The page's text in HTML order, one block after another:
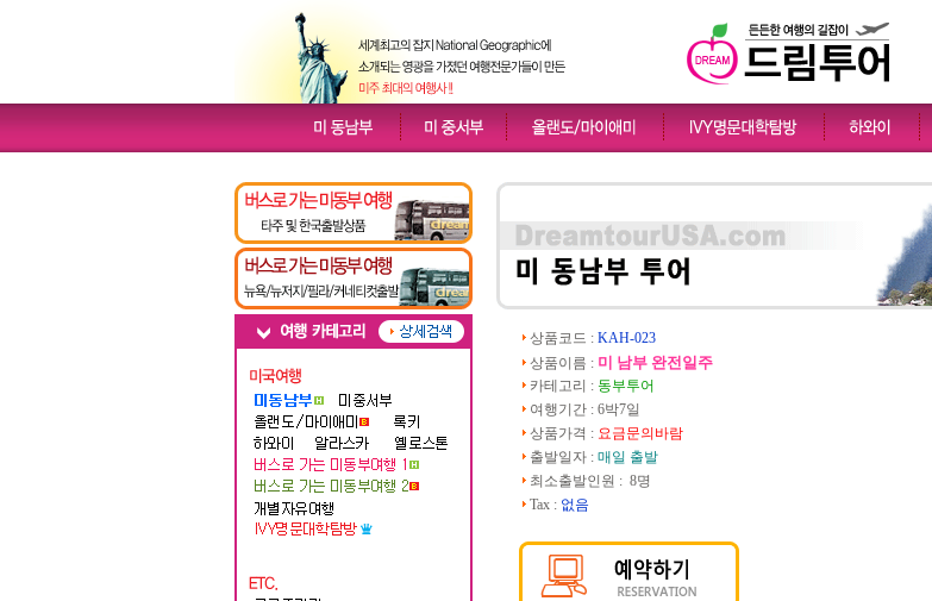
상품코드 : KAH-023
상품이름 : 미 남부 완전일주
카테고리 : 동부투어
여행기간 : 6박7일
상품가격 : 요금문의바람
출발일자 : 매일 출발
최소출발인원 : 8명
Tax : 없음